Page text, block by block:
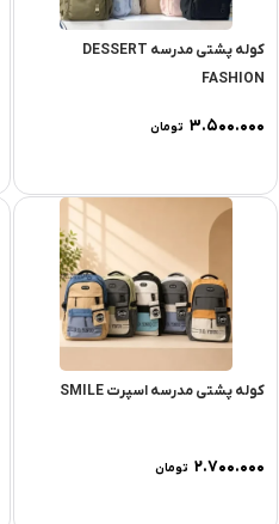
کوله پشتی مدرسه DESSERT
FASHION
۳.۵۰۰.۰۰۰ تومان
کوله پشتی مدرسه اسپرت SMILE
۲.۷۰۰.۰۰۰ تومان